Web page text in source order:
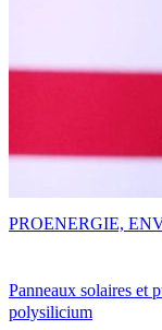
Panneaux solaires et
polysilicium
PROENERGIE,